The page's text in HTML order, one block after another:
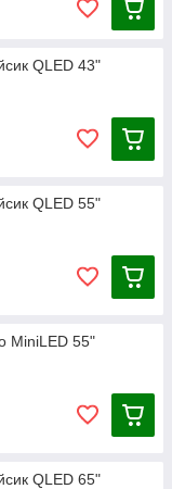
QLED 43"
QLED 55"
MiniLED 55"
QLED 65"